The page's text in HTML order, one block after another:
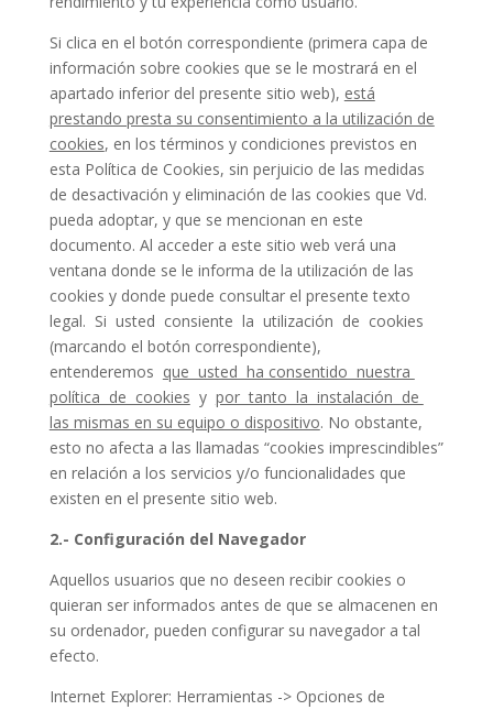
Si clica en el botón correspondiente (primera capa de
información sobre cookies que se le mostrará en el
apartado inferior del presente sitio web), está
prestando presta su consentimiento a la utilización de
cookies, en los términos y condiciones previstos en
esta Política de Cookies, sin perjuicio de las medidas
de desactivación y eliminación de las cookies que Vd.
pueda adoptar, y que se mencionan en este
documento. Al acceder a este sitio web verá una
ventana donde se le informa de la utilización de las
cookies y donde puede consultar el presente texto
legal. Si usted consiente la utilización de cookies
(marcando el botón correspondiente),
entenderemos que usted ha consentido nuestra
política de cookies y por tanto la instalación de
las mismas en su equipo o dispositivo. No obstante,
esto no afecta a las llamadas “cookies imprescindibles”
en relación a los servicios y/o funcionalidades que
existen en el presente sitio web.
2.- Configuración del Navegador
Aquellos usuarios que no deseen recibir cookies o
quieran ser informados antes de que se almacenen en
su ordenador, pueden configurar su navegador a tal
efecto.
Internet Explorer: Herramientas -> Opciones de